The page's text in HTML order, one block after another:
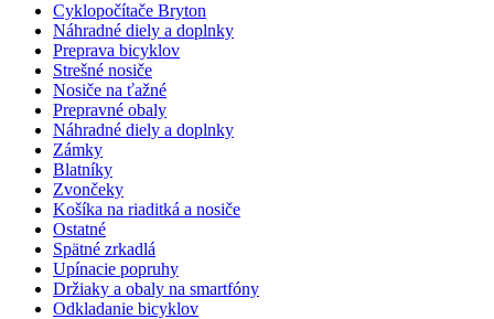
Cyklopočítače Bryton
Náhradné diely a doplnky
Preprava bicyklov
Strešné nosiče
Nosiče na ťažné
Prepravné obaly
Náhradné diely a doplnky
Zámky
Blatníky
Zvončeky
Košíka na riaditká a nosiče
Ostatné
Spätné zrkadlá
Upínacie popruhy
Držiaky a obaly na smartfóny
Odkladanie bicyklov